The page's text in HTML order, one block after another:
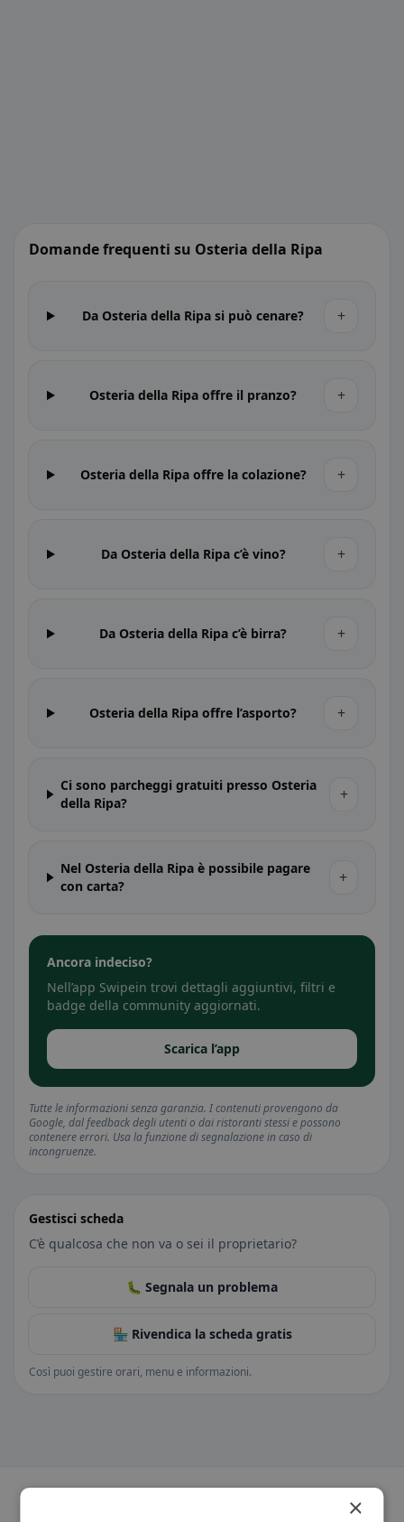
Domande frequenti su Osteria della Ripa
Da Osteria della Ripa si può cenare? +
Osteria della Ripa offre il pranzo? +
Osteria della Ripa offre la colazione? +
Da Osteria della Ripa c’è vino? +
Da Osteria della Ripa c’è birra? +
Osteria della Ripa offre l’asporto? +
Ci sono parcheggi gratuiti presso Osteria
della Ripa?
+
Nel Osteria della Ripa è possibile pagare
con carta?
+
Ancora indeciso?
Nell’app Swipein trovi dettagli aggiuntivi, filtri e
badge della community aggiornati.
Scarica l’app
Tutte le informazioni senza garanzia. I contenuti provengono da
Google, dal feedback degli utenti o dai ristoranti stessi e possono
contenere errori. Usa la funzione di segnalazione in caso di
incongruenze.
Gestisci scheda
C’è qualcosa che non va o sei il proprietario?
🐛 Segnala un problema
🏪 Rivendica la scheda gratis
Così puoi gestire orari, menu e informazioni.
×